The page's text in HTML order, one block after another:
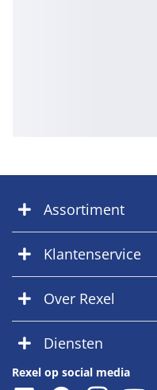
Assortiment
Klantenservice
Over Rexel
Diensten
Rexel op social media